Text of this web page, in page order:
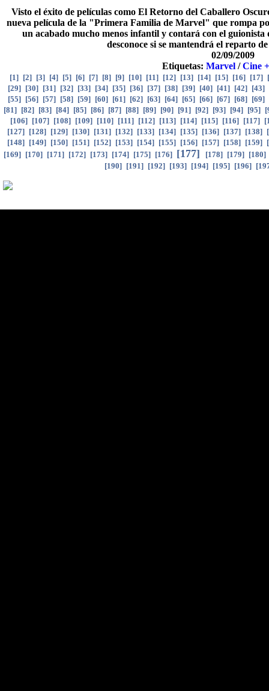
Visto el éxito de películas como El Retorno del Caballero
nueva película de la "Primera Familia de Marvel" que rompa
un acabado mucho menos infantil y contará con el
desconoce si se mantendrá el reparto
02/09/2009
Etiquetas:Marvel /Cine
[1] [2] [3] [4] [5] [6] [7] [8] [9] [10] [11] [12] [13] [14] [15] [16] [17] [
[29] [30] [31] [32] [33] [34] [35] [36] [37] [38] [39] [40] [41] [42] [43]
[55] [56] [57] [58] [59] [60] [61] [62] [63] [64] [65] [66] [67] [68] [69]
[81] [82] [83] [84] [85] [86] [87] [88] [89] [90] [91] [92] [93] [94] [95] [
[106] [107] [108] [109] [110] [111] [112] [113] [114] [115] [116] [117] [
[127] [128] [129] [130] [131] [132] [133] [134] [135] [136] [137] [138] [
[148] [149] [150] [151] [152] [153] [154] [155] [156] [157] [158] [159] [
[169] [170] [171] [172] [173] [174] [175] [176] [177] [178] [179] [180]
[190] [191] [192] [193] [194] [195] [196] [